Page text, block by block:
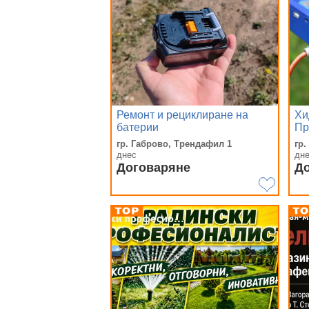
Ремонт и рециклиране на
батерии
гр. Габрово, Трендафил 1
днес
Договаряне